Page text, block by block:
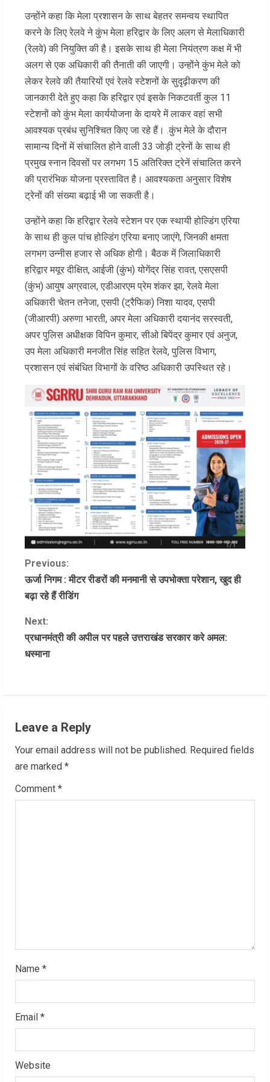
उन्होंने कहा कि मेला प्रशासन के साथ बेहतर समन्वय स्थापित
करने के लिए रेलवे ने कुंभ मेला हरिद्वार के लिए अलग से मेलाधिकारी
(रेलवे) की नियुक्ति की है। इसके साथ ही मेला नियंत्रण कक्ष में भी
अलग से एक अधिकारी की तैनाती की जाएगी। उन्होंने कुंभ मेले को
लेकर रेलवे की तैयारियों एवं रेलवे स्टेशनों के सुदृढ़ीकरण की
जानकारी देते हुए कहा कि हरिद्वार एवं इसके निकटवर्ती कुल 11
स्टेशनों को कुंभ मेला कार्ययोजना के दायरे में लाकर वहां सभी
आवश्यक प्रबंध सुनिश्चित किए जा रहे हैं। .कुंभ मेले के दौरान
सामान्य दिनों में संचालित होने वाली 33 जोड़ी ट्रेनों के साथ ही
प्रमुख स्नान दिवसों पर लगभग 15 अतिरिक्त ट्रेनें संचालित करने
की प्रारंभिक योजना प्रस्तावित है। आवश्यकता अनुसार विशेष
ट्रेनों की संख्या बढ़ाई भी जा सकती है।
उन्होंने कहा कि हरिद्वार रेलवे स्टेशन पर एक स्थायी होल्डिंग एरिया
के साथ ही कुल पांच होल्डिंग एरिया बनाए जाएंगे, जिनकी क्षमता
लगभग उन्नीस हजार से अधिक होगी। बैठक में जिलाधिकारी
हरिद्वार मयूर दीक्षित, आईजी (कुंभ) योगेंद्र सिंह रावत, एसएसपी
(कुंभ) आयुष अग्रवाल, एडीआरएम प्रेम शंकर झा, रेलवे मेला
अधिकारी चेतन तनेजा, एसपी (ट्रैफिक) निशा यादव, एसपी
(जीआरपी) अरुणा भारती, अपर मेला अधिकारी दयानंद सरस्वती,
अपर पुलिस अधीक्षक विपिन कुमार, सीओ बिपेंद्र कुमार एवं अनुज,
उप मेला अधिकारी मनजीत सिंह सहित रेलवे, पुलिस विभाग,
प्रशासन एवं संबंधित विभागों के वरिष्ठ अधिकारी उपस्थित रहे।
C
o
n
t
e
R
e
Previous:
ऊर्जा निगम : मीटर रीडरों की मनमानी से उपभोक्ता परेशान, खुद ही
बढ़ा रहे हैं रीडिंग
Next:
प्रधानमंत्री की अपील पर पहले उत्तराखंड सरकार करे अमल:
धस्माना
Leave a Reply
Your email address will not be published. Required fields
are marked *
Comment *
Name *
Email *
Website